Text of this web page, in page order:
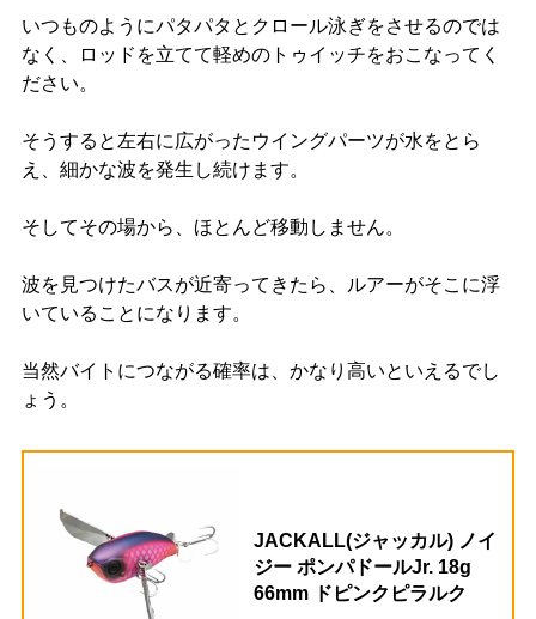
いつものようにパタパタとクロール泳ぎをさせるのでは
なく、ロッドを立てて軽めのトゥイッチをおこなってく
ださい。
そうすると左右に広がったウイングパーツが水をとら
え、細かな波を発生し続けます。
そしてその場から、ほとんど移動しません。
波を見つけたバスが近寄ってきたら、ルアーがそこに浮
いていることになります。
当然バイトにつながる確率は、かなり高いといえるでし
ょう。
JACKALL(ジャッカル) ノイ
ジー ポンパドールJr. 18g
66mm ドピンクピラルク